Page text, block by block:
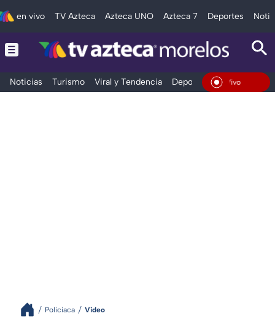
en vivo TV Azteca Azteca UNO Azteca 7 Deportes
Noticias Turismo Viral y Tendencia Deportes Espectáculos
En Vivo
Policiaca Video